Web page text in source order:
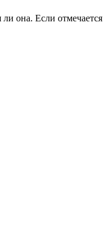
она. Если